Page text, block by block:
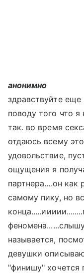
анонимно
здравствуйте еще
поводу того что я
так. во время
отдаюсь всему
удовольствие,
ощущения я
партнера....он
самому пику, но
называется,
девушки
"финишу" хочется